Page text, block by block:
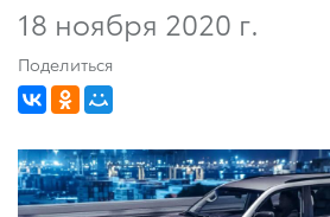
18 ноября 2020 г.
Поделиться